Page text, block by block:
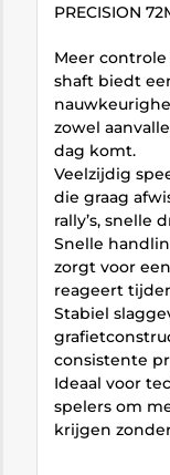
PRECISION
Meer
shaft biedt
zowel
dag komt.
Veelzijdig
die graag
rally’s, snelle
Snelle
zorgt voor
reageert
Stabiel
consistente
Ideaal voor
spelers om
krijgen